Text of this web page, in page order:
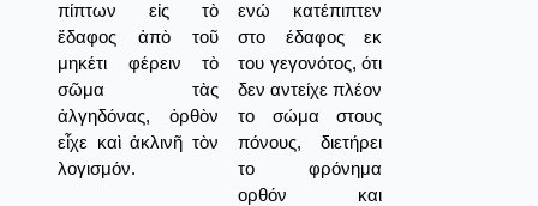
πίπτων εἰς τὸ
ἔδαφος ἀπὸ τοῦ
μηκέτι φέρειν τὸ
σῶμα τὰς
ἀλγηδόνας, ὀρθὸν
εἶχε καὶ ἀκλινῆ τὸν
λογισμόν.
ενώ κατέπιπτεν
στο έδαφος εκ
του γεγονότος, ότι
δεν αντείχε πλέον
το σώμα στους
πόνους, διετήρει
το φρόνημα
ορθόν και